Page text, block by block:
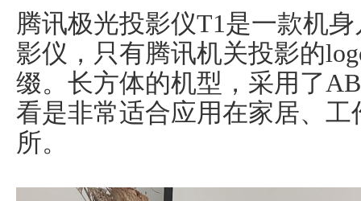
腾讯极光投影仪T1是一款机
影仪，只有腾讯机关投影的
缀。长方体的机型，采用了
看是非常适合应用在家居、
所。